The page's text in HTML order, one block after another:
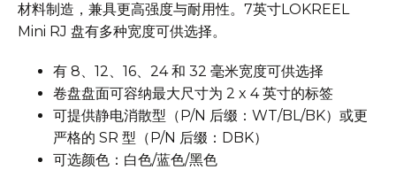
材料制造，兼具更高强度与耐用性。7英寸LOKREEL
Mini RJ 盘有多种宽度可供选择。
有 8、12、16、24 和 32 毫米宽度可供选择
卷盘盘面可容纳最大尺寸为 2 x 4 英寸的标签
可提供静电消散型（P/N 后缀：WT/BL/BK）或更
严格的 SR 型（P/N 后缀：DBK）
可选颜色：白色/蓝色/黑色